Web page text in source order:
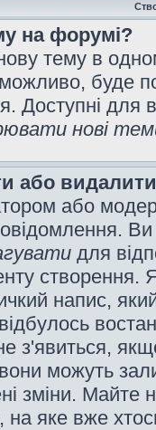
на форумі?
тему в
буде
Доступні для
нові
або
або
для
створення.
напис,
з'явиться,
можуть
зміни. Майте
яке вже